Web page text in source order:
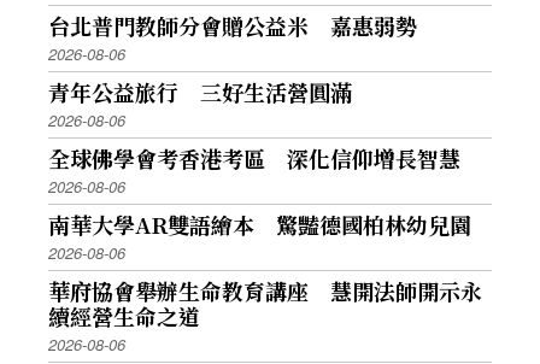
台北普門教師分會贈公益米 嘉惠弱勢
2026-08-06
青年公益旅行 三好生活營圓滿
2026-08-06
全球佛學會考香港考區 深化信仰增長智慧
2026-08-06
南華大學AR雙語繪本 驚豔德國柏林幼兒園
2026-08-06
華府協會舉辦生命教育講座 慧開法師開示永
續經營生命之道
2026-08-06